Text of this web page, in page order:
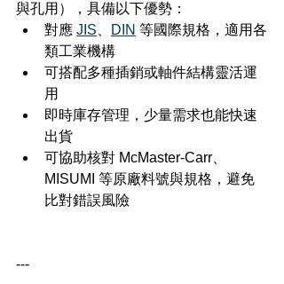
與孔用），具備以下優勢：
對應 JIS DIN 等國際規格，適用各
類工業機構
可搭配多種插銷或軸件結構靈活運
用
即時庫存管理，少量需求也能快速
出貨
可協助核對 McMaster-Carr、
MISUMI 等原廠料號與規格，避免
比對錯誤風險
---